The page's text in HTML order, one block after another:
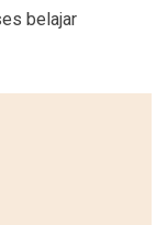
belajar